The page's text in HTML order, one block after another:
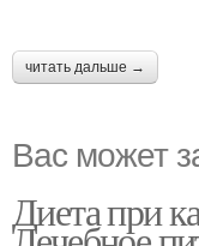
читать дальше →
Вас может
Диета при